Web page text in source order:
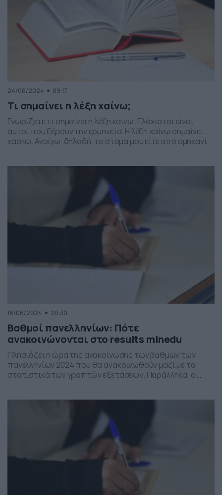
24/06/2024 09:17
Τι σημαίνει η λέξη χαίνω;
Γνωρίζετε τι σημαίνει η λέξη χαίνω; Ελάχιστοι είναι
αυτοί που ξέρουν την ερμηνεία. Η λέξη χαίνω σημαίνει…
χάσκω. Ανοίγω, δηλαδή, το στόμα μου είτε από αμηχανία,
18/06/2024 20:30
Βαθμοί πανελληνίων: Πότε
ανακοινώνονται στο results minedu
Πλησιάζει η ώρα της ανακοίνωσης των βαθμών των
πανελληνίων 2024 που θα ανακοινωθούν μαζί με τα
στατιστικά των γραπτών εξετάσεων. Παράλληλα, οι
το πρώτο δεκαπενθήμερο του Ιουλίου, ώστε μέχρι το
τέλος Ιουλίου να έχουν […]